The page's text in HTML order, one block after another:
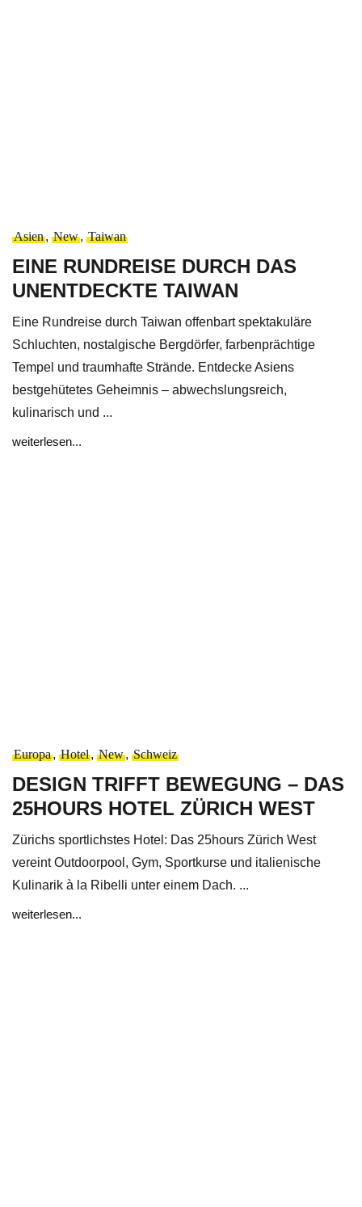
Asien, New, Taiwan
EINE RUNDREISE DURCH DAS
UNENTDECKTE TAIWAN
Eine Rundreise durch Taiwan offenbart spektakuläre
Schluchten, nostalgische Bergdörfer, farbenprächtige
Tempel und traumhafte Strände. Entdecke Asiens
bestgehütetes Geheimnis – abwechslungsreich,
kulinarisch und ...
weiterlesen...
Europa, Hotel, New, Schweiz
DESIGN TRIFFT BEWEGUNG – DAS
25HOURS HOTEL ZÜRICH WEST
Zürichs sportlichstes Hotel: Das 25hours Zürich West
vereint Outdoorpool, Gym, Sportkurse und italienische
Kulinarik à la Ribelli unter einem Dach. ...
weiterlesen...